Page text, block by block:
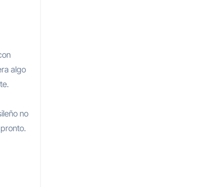
algo
no